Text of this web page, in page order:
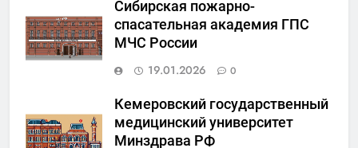
Сибирская пожарно-
спасательная академия ГПС
МЧС России
19.01.2026
0
Кемеровский государственный
медицинский университет
Минздрава РФ